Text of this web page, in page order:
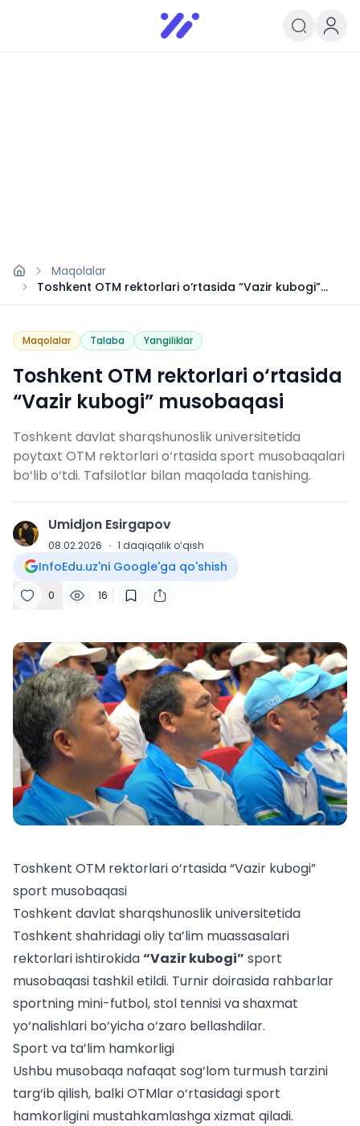
Infoedu
Ta&#039;lim xabarlari va
Maqolalar
Toshkent OTM rektorlari o‘rtasida “Vazir kubogi”
musobaqasi
Maqolalar Talaba Yangiliklar
Toshkent OTM rektorlari o‘rtasida
“Vazir kubogi” musobaqasi
Toshkent davlat sharqshunoslik universitetida
poytaxt OTM rektorlari o‘rtasida sport musobaqalari
bo‘lib o‘tdi. Tafsilotlar bilan maqolada tanishing.
U Umidjon Esirgapov
08.02.2026 · 1 daqiqalik o‘qish
InfoEdu.uz'ni Google'ga qo'shish
0 16
Toshkent OTM rektorlari o‘rtasida “Vazir kubogi”
sport musobaqasi
Toshkent davlat sharqshunoslik universitetida
Toshkent shahridagi oliy ta’lim muassasalari
rektorlari ishtirokida“Vazir kubogi” sport
musobaqasi tashkil etildi. Turnir doirasida rahbarlar
sportning mini-futbol, stol tennisi va shaxmat
yo‘nalishlari bo‘yicha o‘zaro bellashdilar.
Sport va ta’lim hamkorligi
Ushbu musobaqa nafaqat sog‘lom turmush tarzini
targ‘ib qilish, balki OTMlar o‘rtasidagi sport
hamkorligini mustahkamlashga xizmat qiladi.